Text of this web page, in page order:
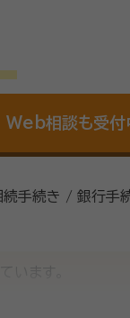
Web相談も受付
手続き / 銀行手
います。